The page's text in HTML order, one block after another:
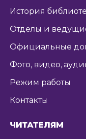
История
Отделы и
Официальные
Фото, видео,
Режим работы
Контакты
ЧИТАТЕЛЯМ